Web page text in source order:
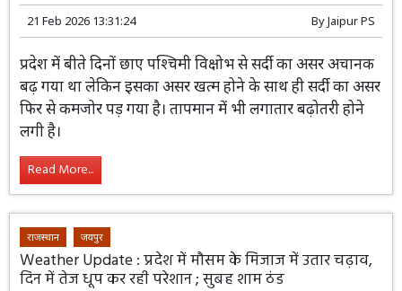
Weather Update : प्रदेश में सर्दी पड़ी कमजोर, दिन में तेज धूप
सताने लगी
21 Feb 2026 13:31:24 By Jaipur PS
प्रदेश में बीते दिनों छाए पश्चिमी विक्षोभ से सर्दी
कमजोर पड़ गया है। तापमान में भी लगातार बढ़ोतरी होने लगी है।
Read More...
राजस्थान जयपुर